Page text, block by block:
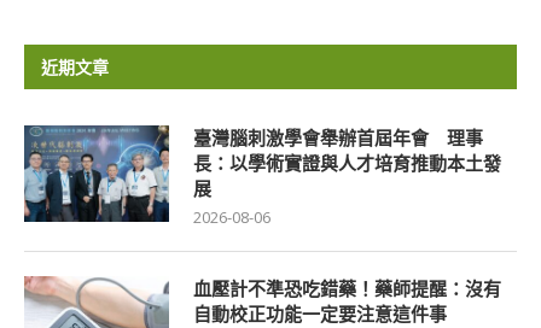
近期文章
臺灣腦刺激學會舉辦首屆年會 理事
長：以學術實證與人才培育推動本土發
展
2026-08-06
血壓計不準恐吃錯藥！藥師提醒：沒有
自動校正功能一定要注意這件事